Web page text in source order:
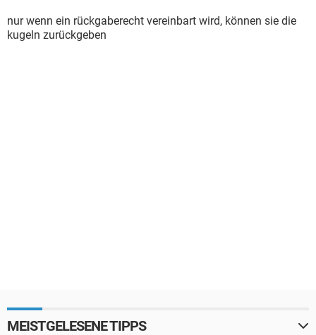
nur wenn ein rückgaberecht vereinbart wird, können sie die
kugeln zurückgeben
MEISTGELESENE TIPPS